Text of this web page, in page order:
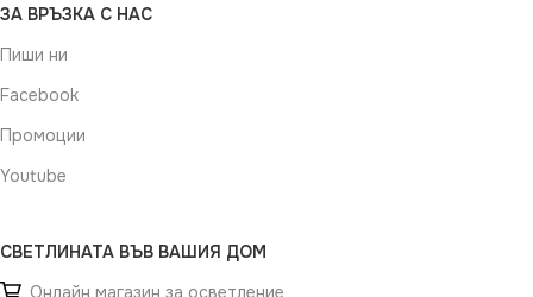
ЗА ВРЪЗКА С НАС
Пиши ни
Facebook
Промоции
Youtube
СВЕТЛИНАТА ВЪВ ВАШИЯ ДОМ
Онлайн магазин за осветление